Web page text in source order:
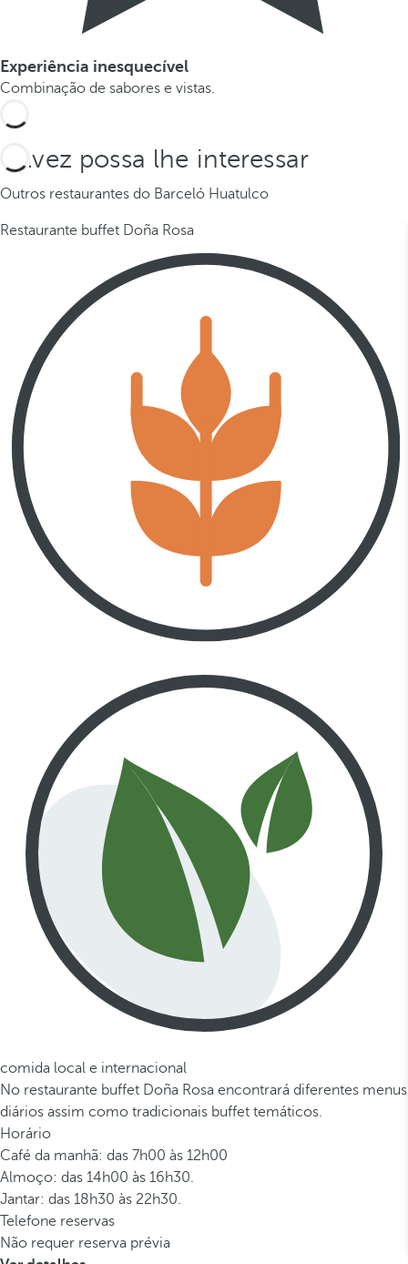
Experiência inesquecível
Combinação de sabores e vistas.
Talvez possa lhe interessar
Outros restaurantes do Barceló Huatulco
Restaurante buffet Doña Rosa
comida local e internacional
No restaurante buffet Doña Rosa encontrará diferentes menus
diários assim como tradicionais buffet temáticos.
Horário
Café da manhã: das 7h00 às 12h00
Almoço: das 14h00 às 16h30.
Jantar: das 18h30 às 22h30.
Telefone reservas
Não requer reserva prévia